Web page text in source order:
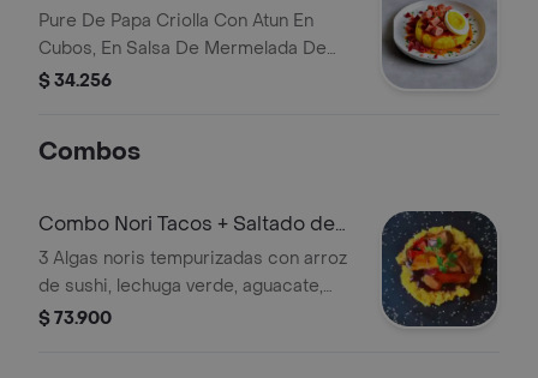
Pure De Papa Criolla Con Atun En
Cubos, En Salsa De Mermelada De
Ajies Ahumados, Huevo Cocido, Salsa
$ 34.256
Combos
Combo Nori Tacos + Saltado de
Atún con Arroz Cremoso
3 Algas noris tempurizadas con arroz
de sushi, lechuga verde, aguacate,
camarón, coco y ají amarillo + Atun
$ 73.900